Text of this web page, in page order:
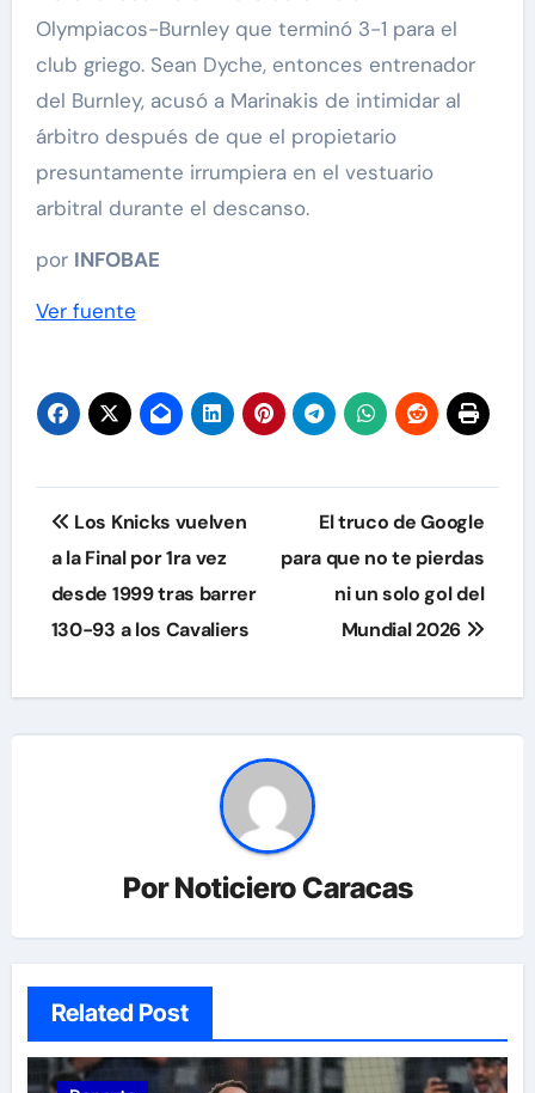
Olympiacos-Burnley que terminó 3-1 para el
club griego. Sean Dyche, entonces entrenador
del Burnley, acusó a Marinakis de intimidar al
árbitro después de que el propietario
presuntamente irrumpiera en el vestuario
arbitral durante el descanso.
por INFOBAE
Ver fuente
Navegación
de
entradas
Los Knicks vuelven
a la Final por 1ra vez
desde 1999 tras barrer
130-93 a los Cavaliers
El truco de Google
para que no te pierdas
ni un solo gol del
Mundial 2026
PorNoticiero Caracas
Related Post